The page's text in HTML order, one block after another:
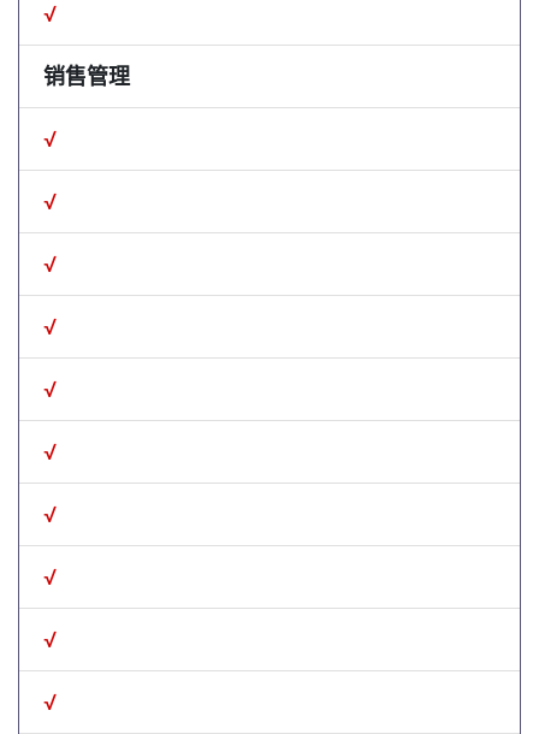
√
销售管理
√
√
√
√
√
√
√
√
√
√